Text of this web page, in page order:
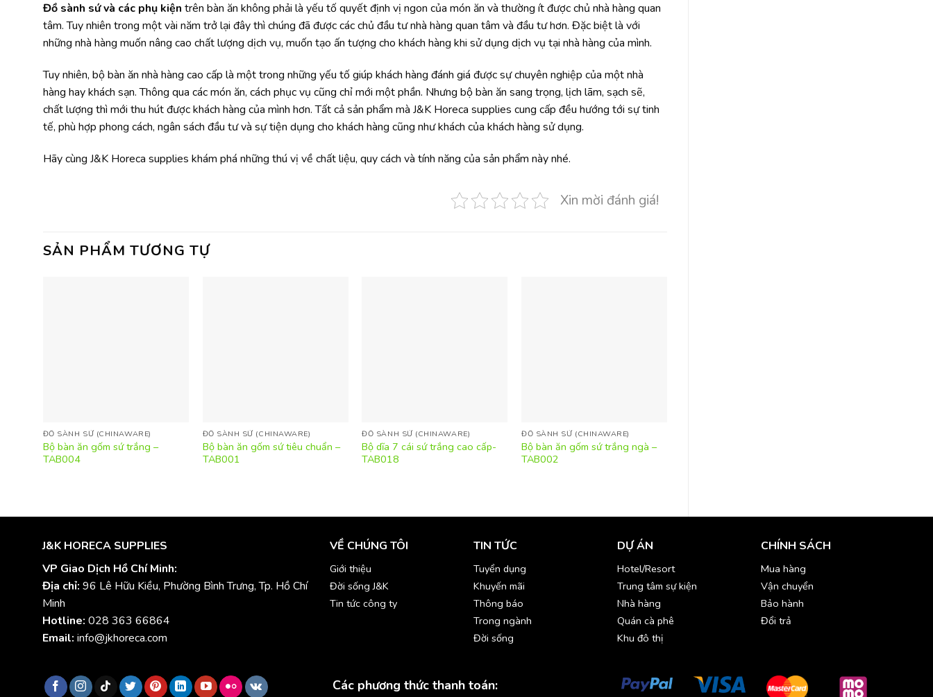
Đồ sành sứ và các phụ kiện trên bàn ăn không phải là yếu tố quyết định vị ngon của món ăn và thường ít được chủ nhà hàng quan
tâm. Tuy nhiên trong một vài năm trở lại đây thì chúng đã được các chủ đầu tư nhà hàng quan tâm và đầu tư hơn. Đặc biệt là với
những nhà hàng muốn nâng cao chất lượng dịch vụ, muốn tạo ấn tượng cho khách hàng khi sử dụng dịch vụ tại nhà hàng của mình.
Tuy nhiên, bộ bàn ăn nhà hàng cao cấp là một trong những yếu tố giúp khách hàng đánh giá được sự chuyên nghiệp của một nhà
hàng hay khách sạn. Thông qua các món ăn, cách phục vụ cũng chỉ mới một phần. Nhưng bộ bàn ăn sang trọng, lịch lãm, sạch sẽ,
chất lượng thì mới thu hút được khách hàng của mình hơn. Tất cả sản phẩm mà J&K Horeca supplies cung cấp đều hướng tới sự tinh
tế, phù hợp phong cách, ngân sách đầu tư và sự tiện dụng cho khách hàng cũng như khách của khách hàng sử dụng.
Hãy cùng J&K Horeca supplies khám phá những thú vị về chất liệu, quy cách và tính năng của sản phẩm này nhé.
Xin mời đánh giá!
SẢN PHẨM TƯƠNG TỰ
ĐỒ SÀNH SỨ (CHINAWARE)
Bộ bàn ăn gốm sứ trắng –
TAB004
ĐỒ SÀNH SỨ (CHINAWARE)
Bộ bàn ăn gốm sứ tiêu chuẩn –
TAB001
ĐỒ SÀNH SỨ (CHINAWARE)
Bộ dĩa 7 cái sứ trắng cao cấp-
TAB018
ĐỒ SÀNH SỨ (CHINAWARE)
Bộ bàn ăn gốm sứ trắng ngà –
TAB002
J&K HORECA SUPPLIES
VP Giao Dịch Hồ Chí Minh:
Địa chỉ: 96 Lê Hữu Kiều, Phường Bình Trưng, Tp. Hồ Chí
Minh
Hotline: 028 363 66864
Email: info@jkhoreca.com
VỀ CHÚNG TÔI
Giới thiệu
Đời sống J&K
Tin tức công ty
TIN TỨC
Tuyển dụng
Khuyến mãi
Thông báo
Trong ngành
Đời sống
DỰ ÁN
Hotel/Resort
Trung tâm sự kiện
Nhà hàng
Quán cà phê
Khu đô thị
CHÍNH SÁCH
Mua hàng
Vận chuyển
Bảo hành
Đổi trả
Các phương thức thanh toán: